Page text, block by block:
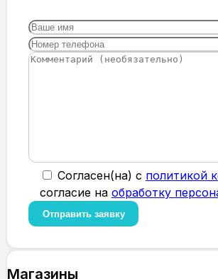
Cогласен(на) с политикой
согласие на обработку
Магазины